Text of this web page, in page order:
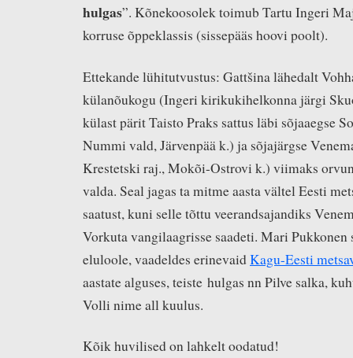
hulgas”. Kõnekoosolek toimub Tartu Ingeri
korruse õppeklassis (sissepääs hoovi poolt).
Ettekande lühitutvustus: Gattšina lähedalt
külanõukogu (Ingeri kirikukihelkonna järgi
külast pärit Taisto Praks sattus läbi sõjaaegse
Nummi vald, Järvenpää k.) ja sõjajärgse
Krestetski raj., Mokõi-Ostrovi k.) viimaks
valda. Seal jagas ta mitme aasta vältel Eesti
saatust, kuni selle tõttu veerandsajandiks
Vorkuta vangilaagrisse saadeti. Mari Pukkonen
eluloole, vaadeldes erinevaidKagu-Eesti
aastate alguses, teiste hulgas nn Pilve salka,
Volli nime all kuulus.
Kõik huvilised on lahkelt oodatud!